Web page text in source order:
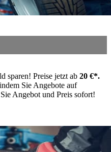
sparen! Preise jetzt ab 20 €*.
Sie Angebote auf
Angebot und Preis sofort!